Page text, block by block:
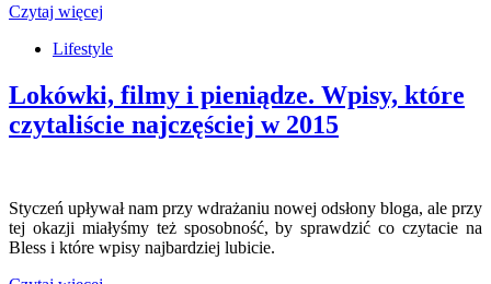
Czytaj więcej
Lifestyle
Lokówki, filmy i pieniądze. Wpisy, które
czytaliście najczęściej w 2015
Styczeń upływał nam przy wdrażaniu nowej odsłony bloga, ale przy
tej okazji miałyśmy też sposobność, by sprawdzić co czytacie na
Bless i które wpisy najbardziej lubicie.